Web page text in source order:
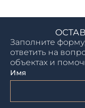
Заполните
ответить на
объектах и
Имя